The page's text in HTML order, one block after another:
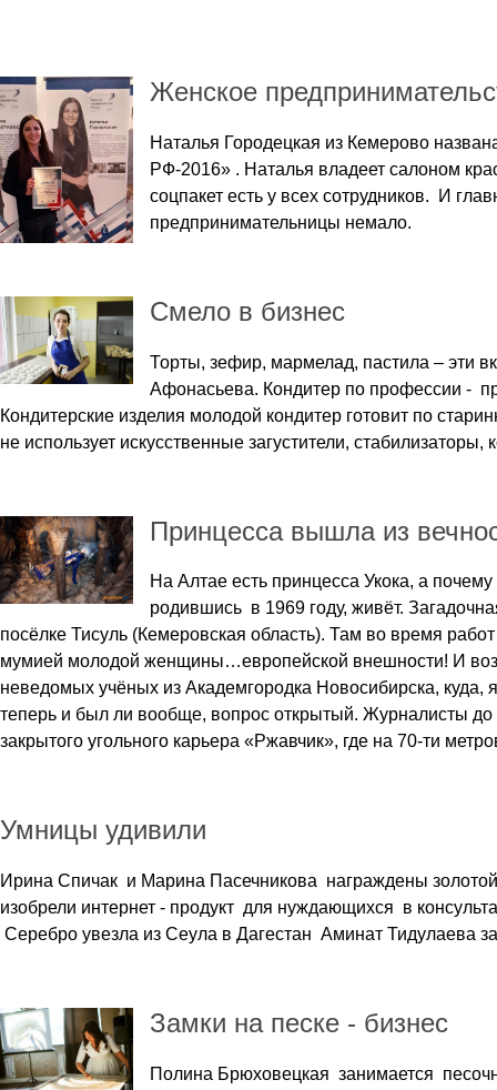
Женское
Наталья Городецкая из Кемерово
РФ-2016» . Наталья владеет салоном
соцпакет есть у всех сотрудников. И
предпринимательницы немало.
Смело в бизнес
Торты, зефир, мармелад, пастила – эти
Афонасьева. Кондитер по профессии -
Кондитерские изделия молодой кондитер готовит по
не использует искусственные загустители,
Принцесса вышла из
На Алтае есть принцесса Укока, а
родившись в 1969 году, живёт.
посёлке Тисуль (Кемеровская область). Там во время
мумией молодой женщины…европейской внешности! И
неведомых учёных из Академгородка Новосибирска,
теперь и был ли вообще, вопрос открытый. Журналисты до
закрытого угольного карьера «Ржавчик», где на 70-ти
Умницы удивили
Ирина Спичак и Марина Пасечникова награждены
изобрели интернет - продукт для нуждающихся в
Серебро увезла из Сеула в Дагестан Аминат Тидулаева
Замки на песке - бизнес
Полина Брюховецкая занимается